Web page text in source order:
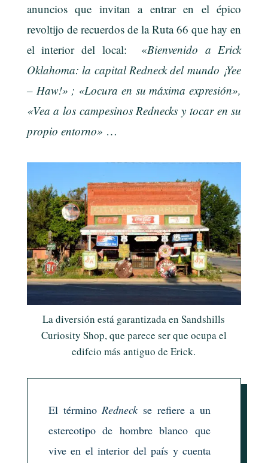
anuncios que invitan a entrar en el épico
revoltijo de recuerdos de la Ruta 66 que hay en
el interior del local: «Bienvenido a Erick
Oklahoma: la capital Redneck del mundo ¡Yee
– Haw!» ; «Locura en su máxima expresión»,
«Vea a los campesinos Rednecks y tocar en su
propio entorno» …
La diversión está garantizada en Sandshills
Curiosity Shop, que parece ser que ocupa el
edifcio más antiguo de Erick.
El términoRedneck se refiere a un
estereotipo de hombre blanco que
vive en el interior del país y cuenta